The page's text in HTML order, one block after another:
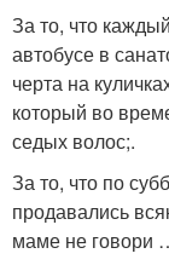
За то, что
автобусе в
черта на
который во
седых волос;.
За то, что по
продавались
маме не говори